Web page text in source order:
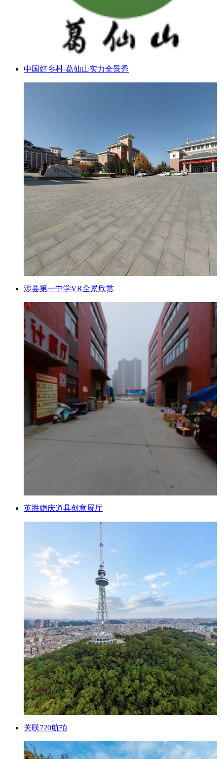
中国好乡村-葛仙山实力全景秀
涉县第一中学VR全景欣赏
英胜婚庆道具创意展厅
关联720航拍